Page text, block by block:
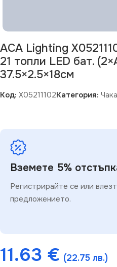
ACA Lighting
21 топли LED бат.
37.5×2.5×18см
Код: X05211102Категория:
Вземете 5%
Регистрирайте се или
предложението.
11.63 € (22.75 лв.)